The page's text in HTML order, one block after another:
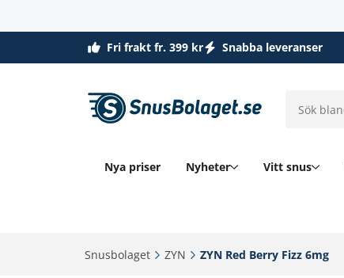
Fri frakt fr. 399 kr Snabba leveranser
Nya priser Nyheter Vitt snus
Snusbolaget‎ ZYN‎ ZYN Red Berry Fizz 6mg‎